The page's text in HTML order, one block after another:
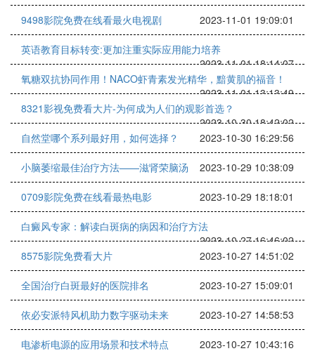
9498影院免费在线看最火电视剧 2023-11-01 19:09:01
英语教育目标转变:更加注重实际应用能力培养
2023-11-01 18:14:07
氧糖双抗协同作用！NACO虾青素发光精华，黯黄肌的福音！
2023-11-01 13:13:49
8321影视免费看大片-为何成为人们的观影首选？
2023-10-30 18:42:02
自然堂哪个系列最好用，如何选择？
2023-10-30 16:29:56
小脑萎缩最佳治疗方法——滋肾荣脑汤 2023-10-29 10:38:09
0709影院免费在线看最热电影 2023-10-29 18:18:01
白癜风专家：解读白斑病的病因和治疗方法
2023-10-27 16:46:02
8575影院免费看大片
2023-10-27 14:51:02
全国治疗白斑最好的医院排名 2023-10-27 15:09:01
依必安派特风机助力数字驱动未来 2023-10-27 14:58:53
电渗析电源的应用场景和技术特点 2023-10-27 10:43:16